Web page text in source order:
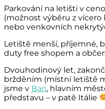
Parkování na letišti v
(možnost výběru z
nebo venkovních
Letiště menší, příjemné,
duty free shopem a
Dvouhodinový let,
bržděním (místní letiště
jsme v Bari, hlavním
představu – v patě Itálie